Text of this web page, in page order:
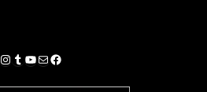
Instagram
Tumblr
YouTube
Correo electrónico
Facebook